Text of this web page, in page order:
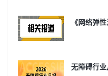
《网络弹
无障碍行业